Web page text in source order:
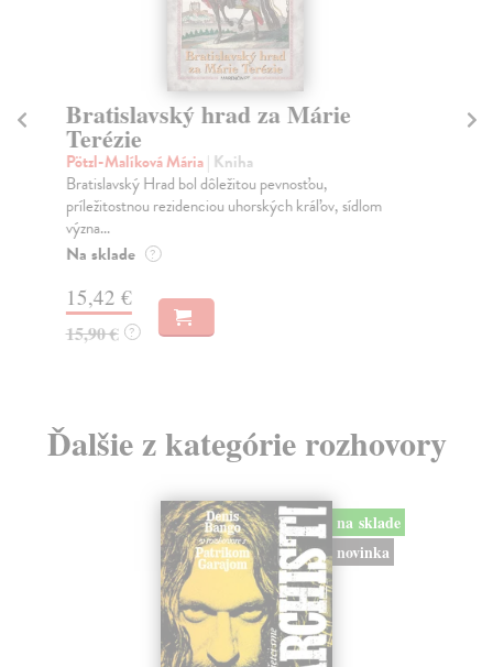
Bratislavský hrad za Márie
Terézie
Pötzl-Malíková Mária| Kniha
Bratislavský Hrad bol dôležitou pevnosťou,
príležitostnou rezidenciou uhorských kráľov, sídlom
význa...
Na sklade ?
15,42 €
15,90 € ?
Ďalšie z kategórie rozhovory
na sklade
novinka